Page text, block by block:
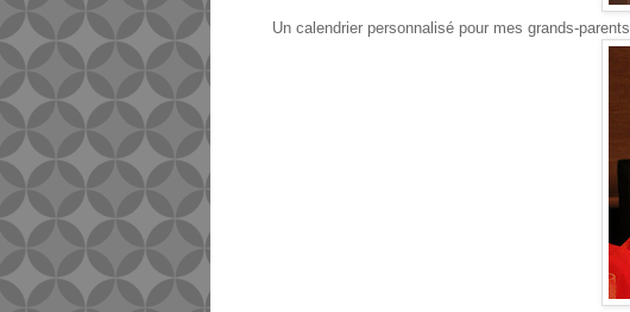
Un calendrier personnalisé pour mes grands-parents